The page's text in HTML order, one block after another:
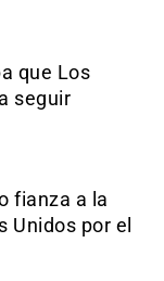
que Los
seguir
fianza a la
Unidos por el